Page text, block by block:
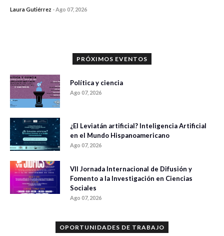
Laura Gutiérrez -Ago 07, 2026
PRÓXIMOS EVENTOS
Política y ciencia
Ago 07, 2026
¿El Leviatán artificial? Inteligencia Artificial
en el Mundo Hispanoamericano
Ago 07, 2026
VII Jornada Internacional de Difusión y
Fomento a la Investigación en Ciencias
Sociales
Ago 07, 2026
OPORTUNIDADES DE TRABAJO